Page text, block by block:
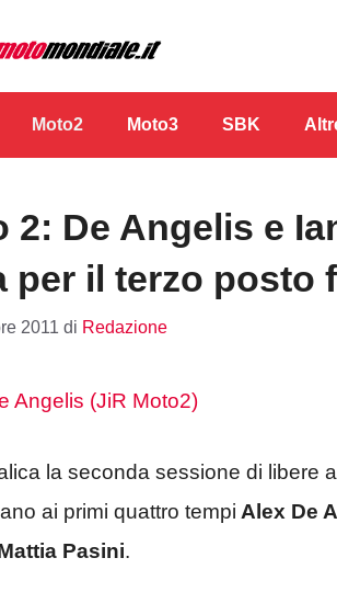
Moto2 Moto3 SBK
2: De Angelis e
per il terzo posto
2011 di Redazione
la seconda sessione di libere
ai primi quattro tempi Alex De
Pasini.